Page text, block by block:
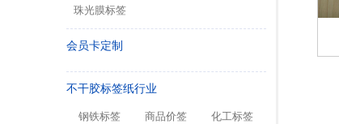
珠光膜标签
会员卡定制
不干胶标签纸行业
钢铁标签 商品价签
化工标签